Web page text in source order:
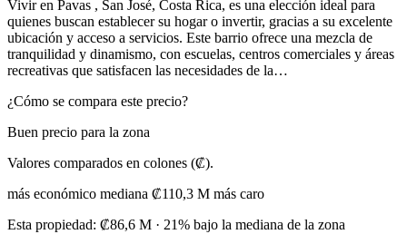
Vivir en Pavas , San José, Costa Rica, es una elección ideal para
quienes buscan establecer su hogar o invertir, gracias a su excelente
ubicación y acceso a servicios. Este barrio ofrece una mezcla de
tranquilidad y dinamismo, con escuelas, centros comerciales y áreas
recreativas que satisfacen las necesidades de la…
¿Cómo se compara este precio?
Buen precio para la zona
Valores comparados en colones (₡).
más económico mediana ₡110,3 M más caro
Esta propiedad: ₡86,6 M · 21% bajo la mediana de la zona